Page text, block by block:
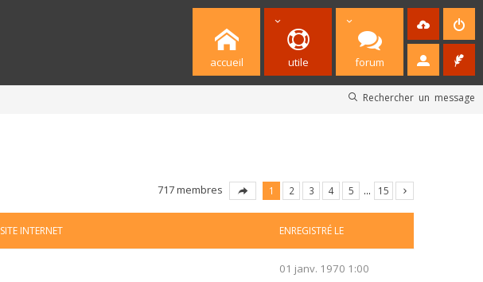
accueil utile forum
Rechercher un message
717 membres 1 2 3 4 5 … 15
SITE INTERNET ENREGISTRÉ LE
01 janv. 1970 1:00